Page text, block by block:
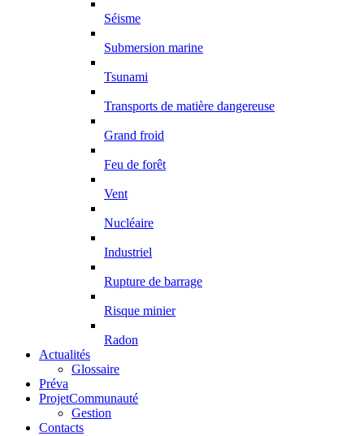
Séisme
Submersion marine
Tsunami
Transports de matière dangereuse
Grand froid
Feu de forêt
Vent
Nucléaire
Industriel
Rupture de barrage
Risque minier
Radon
Actualités
Glossaire
Préva
ProjetCommunauté
Gestion
Contacts